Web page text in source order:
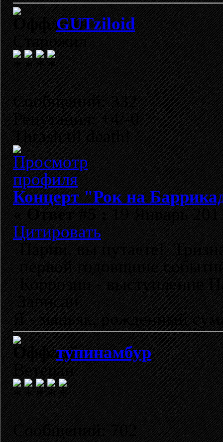
GUTziloid
Старожил
Сообщений: 332
Репутация: +4/-0
Thrash til death!
Концерт "Рок на
«Ответ #5 :19 Январь
Цитировать
Парни, вы путаете!
первой годовщине
Коррозии - выступление
Записан
Я - маньяк, рожденный
тупинамбур
Ветеран
Сообщений: 702